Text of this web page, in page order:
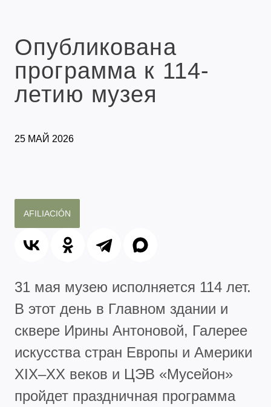
Опубликована
программа к 114-
летию музея
25 МАЙ 2026
AFILIACIÓN
31 мая музею исполняется 114 лет.
В этот день в Главном здании и
сквере Ирины Антоновой, Галерее
искусства стран Европы и Америки
XIX–XX веков и ЦЭВ «Мусейон»
пройдет праздничная программа